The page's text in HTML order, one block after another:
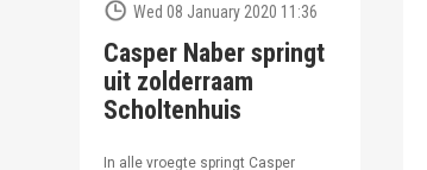
Wed 08 January 2020 11:36
Casper Naber springt
uit zolderraam
Scholtenhuis
In alle vroegte springt Casper